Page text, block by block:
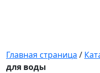
Главная страница /
для воды